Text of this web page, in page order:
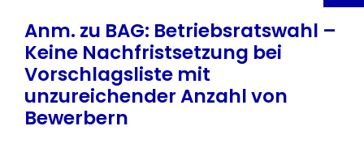
Anm. zu BAG: Betriebsratswahl –
Keine Nachfristsetzung bei
Vorschlagsliste mit
unzureichender Anzahl von
Bewerbern